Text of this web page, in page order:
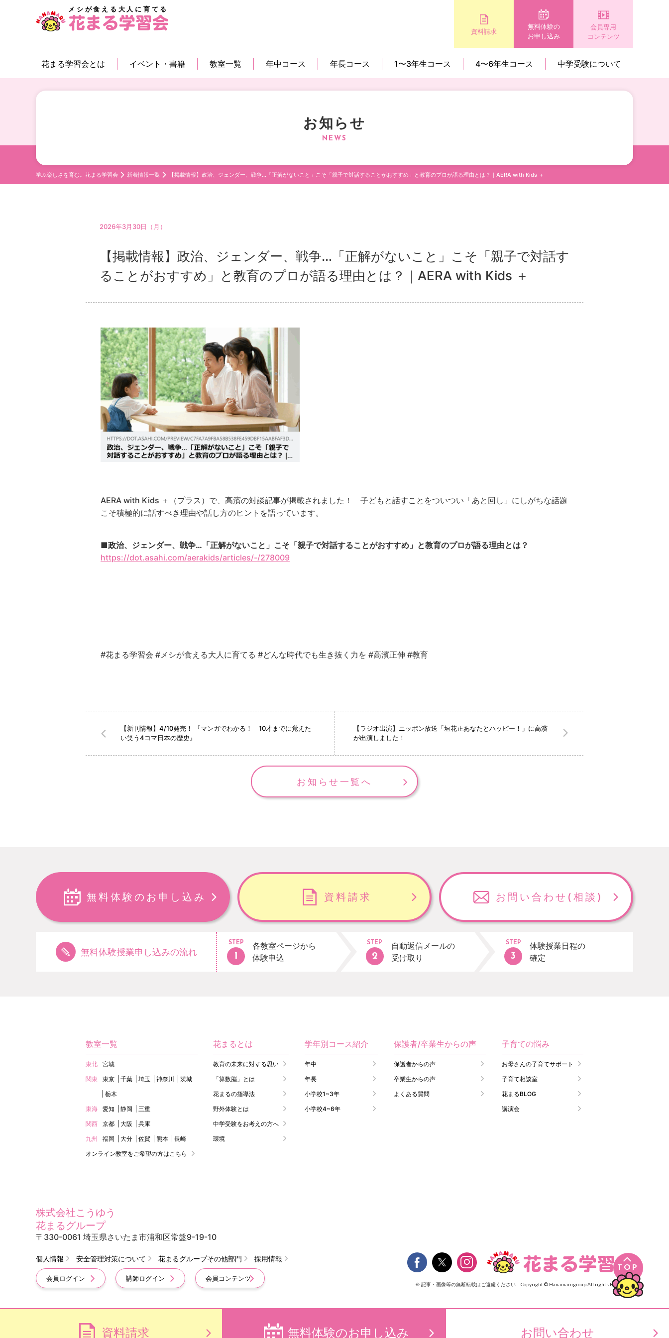
メシが食える大人に育てる
資料請求
無料体験の
お申し込み
会員専用
コンテンツ
花まる学習会とは イベント・書籍 教室一覧 年中コース 年長コース 1〜3年生コース 4〜6年生コース 中学受験について
お知らせ
学ぶ楽しさを育む。花まる学習会 新着情報一覧 【掲載情報】政治、ジェンダー、戦争…「正解がないこと」こそ「親子で対話することがおすすめ」と教育のプロが語る理由とは？｜AERA with Kids ＋
2026年3月30日（月）
【掲載情報】政治、ジェンダー、戦争…「正解がないこと」こそ「親子で対話す
ることがおすすめ」と教育のプロが語る理由とは？｜AERA with Kids ＋
AERA with Kids ＋（プラス）で、高濱の対談記事が掲載されました！ 子どもと話すことをついつい「あと回し」にしがちな話題
こそ積極的に話すべき理由や話し方のヒントを語っています。
■政治、ジェンダー、戦争…「正解がないこと」こそ「親子で対話することがおすすめ」と教育のプロが語る理由とは？
https://dot.asahi.com/aerakids/articles/-/278009
#花まる学習会 #メシが食える大人に育てる #どんな時代でも生き抜く力を #高濱正伸 #教育
【新刊情報】4/10発売！ 『マンガでわかる！ 10才までに覚えた
い笑う4コマ日本の歴史』
【ラジオ出演】ニッポン放送「垣花正あなたとハッピー！」に高濱
が出演しました！
お知らせ一覧へ
無料体験のお申し込み 資料請求 お問い合わせ (相談)
無料体験授業申し込みの流れ
STEP
各教室ページから
体験申込
STEP
自動返信メールの
受け取り
STEP
体験授業日程の
確定
TOP
教室一覧
東北
宮城
関東
東京 千葉 埼玉 神奈川
茨城
栃木
東海
愛知 静岡
三重
関西
京都 大阪
兵庫
九州
福岡 大分 佐賀 熊本
長崎
オンライン教室をご希望の方はこちら
花まるとは
教育の未来に対する思い
「算数脳」とは
花まるの指導法
野外体験とは
中学受験をお考えの方へ
環境
学年別コース紹介
年中
年長
小学校1~3年
小学校4~6年
保護者/卒業生からの声
保護者からの声
卒業生からの声
よくある質問
子育ての悩み
お母さんの子育てサポート
子育て相談室
花まるBLOG
講演会
株式会社こうゆう
花まるグループ
〒330-0061 埼玉県さいたま市浦和区常盤9-19-10
個人情報 安全管理対策について 花まるグループその他部門 採用情報
会員ログイン 講師ログイン 会員コンテンツ
 
※ 記事・画像等の無断転載はご遠慮ください Copyright © Hanamarugroup All rights Reserved.
資料請求 無料体験のお申し込み お問い合わせ